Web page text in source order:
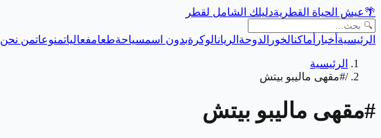
🌴عيش الحياة القطريةدليلك الشامل لقطر
الرئيسية أخبار أماكنالخور الدوحة الريانالوكرةبدون اسمسياحةطعامفعالياتمنوعاتمن نحن
الرئيسية
/#مقهى ماليبو بيتش
#مقهى ماليبو بيتش